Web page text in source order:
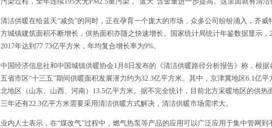
清洁供暖在给蓝天“减负”的同时，正在孕育一个庞大的市场，众多公司纷纷涌入，齐
方城镇建筑面积不断增长，供热面积亦随之快速增长。国家统计局统计年鉴数据显示
2017年达到77.73亿平方米，年均复合增长率为9%。
中国经济信息社和中国城镇供暖协会1月8日发布的《清洁供暖路径分析报告》称，根
五省市区“十三五”期间供暖面积发展潜力约为32.3亿平方米。其中，京津冀地区6.1亿
北地区（山东、山西、河南）13.5亿平方米。据不完全统计，目前北方采暖地区的供
三年还有22.3亿平方米需要采用清洁供暖方式解决，清洁供暖市场需求大。
业内人士表示，在“煤改气”过程中，燃气热泵等产品的应用可以广泛应用于集中管网